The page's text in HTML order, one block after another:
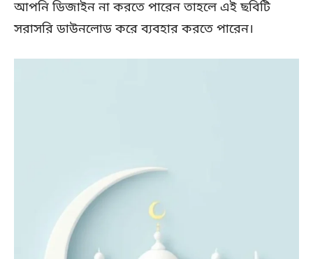
আপনি ডিজাইন না করতে পারেন তাহলে এই ছবিটি
সরাসরি ডাউনলোড করে ব্যবহার করতে পারেন।